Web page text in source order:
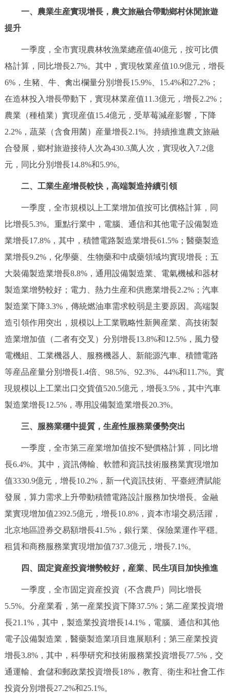
政民互動
12345網上接訴即辦 我要諮詢 我要建議
參與調查 線上訪談 圖説互動
走進北京
北京概況 十六區概覽
多語種
ENGLISH
DEUTSCH FRANÇAIS РУССКИЙ ЯЗЫК
ESPAÑOL العربية PORTUGUÊS
ITALIANO
回到頂部
一、農業生産實現增長，農文旅融合帶動鄉村休閒旅遊
提升
一季度，全市實現農林牧漁業總産值40億元，按可比價
格計算，同比增長2.7%。其中，實現牧業産值10.9億元，增長
6%，生豬、牛、禽出欄量分別增長15.9%、15.4%和27.2%；
在造林投入增長帶動下，實現林業産值11.3億元，增長2.2%；
農業（種植業）實現産值15.4億元，受草莓減産影響，下降
2.2%，蔬菜（含食用菌）産量增長2.1%。持續推進農文旅融
合發展，鄉村旅遊接待人次為430.3萬人次，實現收入7.2億
元，同比分別增長14.8%和5.9%。
二、工業生産增長較快，高端製造持續引領
一季度，全市規模以上工業增加值按可比價格計算，同
比增長5.3%。重點行業中，電腦、通信和其他電子設備製造
業增長17.8%，其中，積體電路製造業增長61.5%；醫藥製造
業增長9.2%，化學藥、生物藥和中成藥領域均實現增長；五
大裝備製造業增長8.8%，通用設備製造業、電氣機械和器材
製造業增勢較好；電力、熱力生産和供應業增長2.2%；汽車
製造業下降3.3%，傳統燃油車需求較弱是主要原因。高端製
造引領作用突出，規模以上工業戰略性新興産業、高技術製
造業增加值（二者有交叉）分別增長13.8%和12.5%，風力發
電機組、工業機器人、服務機器人、新能源汽車、積體電路
等産品産量分別增長1.4倍、98.5%、92.3%、44%和11.7%。實
現規模以上工業出口交貨值520.5億元，增長3.5%，其中汽車
製造業增長12.5%，專用設備製造業增長20.3%。
三、服務業穩中提質，生産性服務業優勢突出
一季度，全市第三産業增加值按不變價格計算，同比增
長6.4%。其中，資訊傳輸、軟體和資訊技術服務業實現增加
值3330.9億元，增長10.2%，新一代資訊技術、平臺經濟賦能
發展，算力需求上升帶動積體電路設計服務加快增長。金融
業實現增加值2392.5億元，增長10.8%，資本市場交易活躍，
北京地區證券交易額增長41.5%，銀行業、保險業運作平穩。
租賃和商務服務業實現增加值737.3億元，增長7.1%。
四、固定資産投資增勢較好，産業、民生項目加快推進
一季度，全市固定資産投資（不含農戶）同比增長
5.5%。分産業看，第一産業投資下降37.5%；第二産業投資增
長21.1%，其中，製造業投資增長14.1%，電腦、通信和其他
電子設備製造業，醫藥製造業項目進展順利；第三産業投資
增長3.8%，其中，科學研究和技術服務業投資增長77.5%，交
通運輸、倉儲和郵政業投資增長18%，教育、衛生和社會工作
投資分別增長27.2%和25.1%。